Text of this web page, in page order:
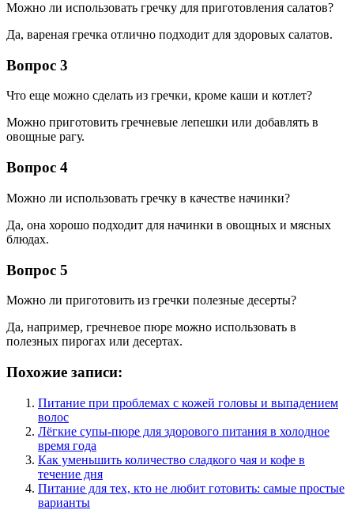
Можно ли использовать гречку для приготовления салатов?
Да, вареная гречка отлично подходит для здоровых салатов.
Вопрос 3
Что еще можно сделать из гречки, кроме каши и котлет?
Можно приготовить гречневые лепешки или добавлять в
овощные рагу.
Вопрос 4
Можно ли использовать гречку в качестве начинки?
Да, она хорошо подходит для начинки в овощных и мясных
блюдах.
Вопрос 5
Можно ли приготовить из гречки полезные десерты?
Да, например, гречневое пюре можно использовать в
полезных пирогах или десертах.
Похожие записи:
Питание при проблемах с кожей головы и выпадением
волос
Лёгкие супы-пюре для здорового питания в холодное
время года
Как уменьшить количество сладкого чая и кофе в
течение дня
Питание для тех, кто не любит готовить: самые простые
варианты